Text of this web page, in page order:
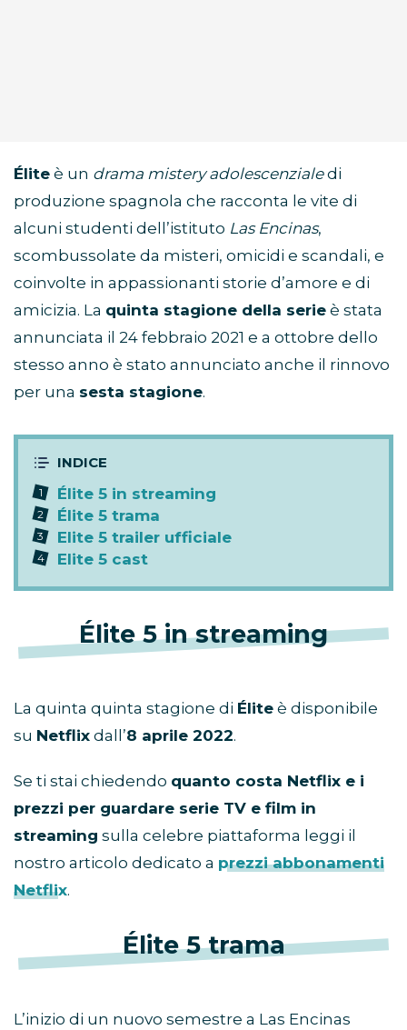
Élite è un drama mistery adolescenzialedi
produzione spagnola che racconta le vite di
alcuni studenti dell’istituto Las Encinas,
scombussolate da misteri, omicidi e scandali, e
coinvolte in appassionanti storie d’amore e di
amicizia. La quinta stagione della serie è stata
annunciata il 24 febbraio 2021 e a ottobre dello
stesso anno è stato annunciato anche il rinnovo
per una sesta stagione.
Élite 5 in streaming
Élite 5 trama
Elite 5 trailer ufficiale
Elite 5 cast
Élite 5 in streaming
La quinta quinta stagione di Élite è disponibile
su Netflix dall’8 aprile 2022.
Se ti stai chiedendo quanto costa Netflix e i
prezzi per guardare serie TV e film in
streaming sulla celebre piattaforma leggi il
nostro articolo dedicato a prezzi abbonamenti
Netflix.
Élite 5 trama
L’inizio di un nuovo semestre a Las Encinas